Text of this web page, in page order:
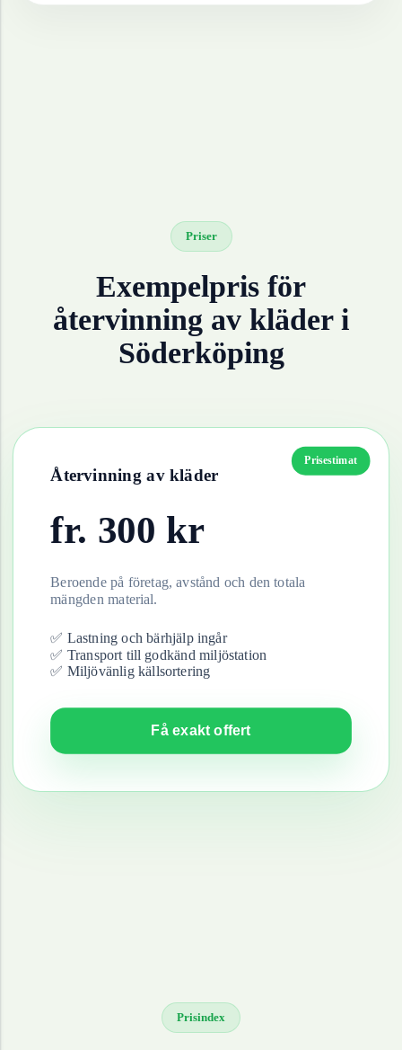
Priser
Exempelpris för
återvinning av kläderi
Söderköping
Prisestimat
Återvinning av kläder
fr. 300 kr
Beroende på företag, avstånd och den totala
mängden material.
✅ Lastning och bärhjälp ingår
✅ Transport till godkänd miljöstation
✅ Miljövänlig källsortering
Få exakt offert
Prisindex